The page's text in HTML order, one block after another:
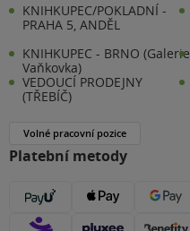
KNIHKUPEC/POKLADNÍ -
PRAHA 5, ANDĚL
KNIHKUPEC - BRNO (Galerie
Vaňkovka)
VEDOUCÍ PRODEJNY
(TŘEBÍČ)
Volné pracovní pozice
Platební metody